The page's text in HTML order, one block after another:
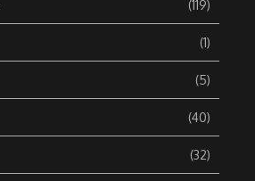
(119)
(1)
(5)
(40)
(32)